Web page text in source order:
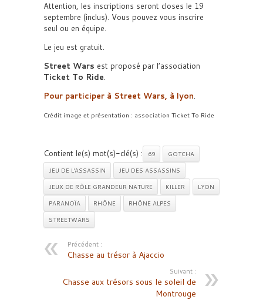
Attention, les inscriptions seront closes le 19
septembre (inclus). Vous pouvez vous inscrire
seul ou en équipe.
Le jeu est gratuit.
Street Wars est proposé par l’association
Ticket To Ride.
Pour participer à Street Wars, à lyon.
Crédit image et présentation : association Ticket To Ride
Contient le(s) mot(s)-clé(s) : 69
GOTCHA
JEU DE L'ASSASSIN
JEU DES ASSASSINS
JEUX DE RÔLE GRANDEUR NATURE
KILLER
LYON
PARANOÏA
RHÔNE
RHÔNE ALPES
STREETWARS
Précédent :
Chasse au trésor à Ajaccio
Suivant :
Chasse aux trésors sous le soleil de
Montrouge